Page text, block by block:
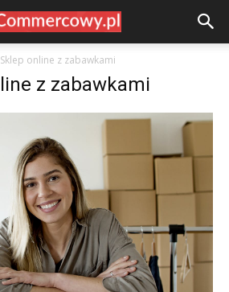
Sklep online z zabawkami
z zabawkami